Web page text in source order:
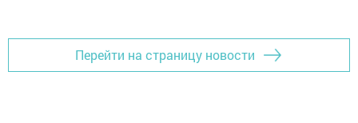
Перейти на страницу новости